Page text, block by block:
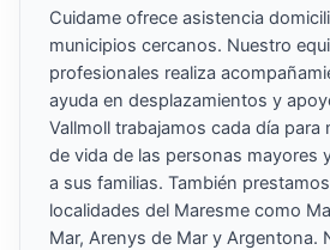
Cuidame ofrece asistencia
municipios cercanos. Nuestro
profesionales realiza
ayuda en desplazamientos y
Vallmoll trabajamos cada día para
de vida de las personas mayores
a sus familias. También
localidades del Maresme como
Mar, Arenys de Mar y Argentona.